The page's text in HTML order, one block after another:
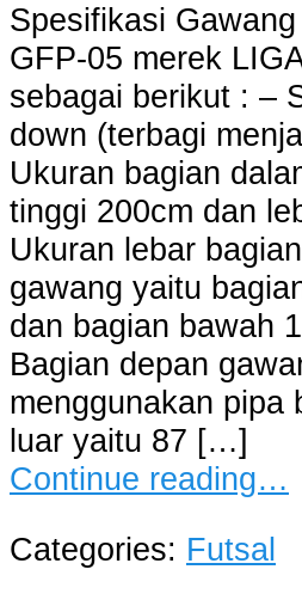
Spesifikasi
GFP-05 merek
sebagai berikut : –
down (terbagi
Ukuran bagian
tinggi 200cm dan
Ukuran lebar
gawang yaitu
dan bagian bawah
Bagian depan
menggunakan pipa
luar yaitu 87 […]
Continue reading…
Categories: Futsal